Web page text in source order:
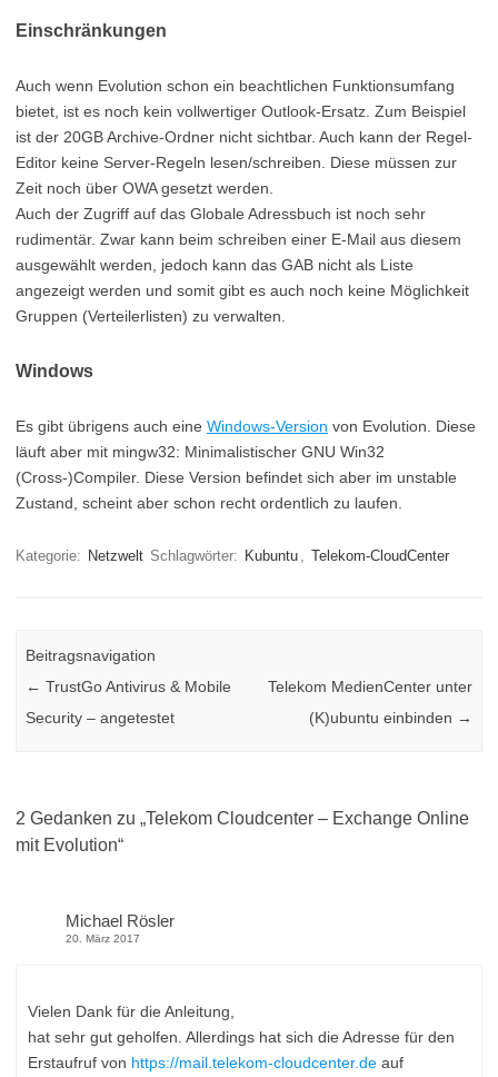
Einschränkungen
Auch wenn Evolution schon ein beachtlichen Funktionsumfang
bietet, ist es noch kein vollwertiger Outlook-Ersatz. Zum Beispiel
ist der 20GB Archive-Ordner nicht sichtbar. Auch kann der Regel-
Editor keine Server-Regeln lesen/schreiben. Diese müssen zur
Zeit noch über OWA gesetzt werden.
Auch der Zugriff auf das Globale Adressbuch ist noch sehr
rudimentär. Zwar kann beim schreiben einer E-Mail aus diesem
ausgewählt werden, jedoch kann das GAB nicht als Liste
angezeigt werden und somit gibt es auch noch keine Möglichkeit
Gruppen (Verteilerlisten) zu verwalten.
Windows
Es gibt übrigens auch eine Windows-Version von Evolution. Diese
läuft aber mit mingw32: Minimalistischer GNU Win32
(Cross-)Compiler. Diese Version befindet sich aber im unstable
Zustand, scheint aber schon recht ordentlich zu laufen.
Kategorie: Netzwelt Schlagwörter: Kubuntu , Telekom-CloudCenter
Beitragsnavigation
← TrustGo Antivirus & Mobile
Security – angetestet
Telekom MedienCenter unter
(K)ubuntu einbinden →
2 Gedanken zu „Telekom Cloudcenter – Exchange Online
mit Evolution“
Michael Rösler
20. März 2017
Vielen Dank für die Anleitung,
hat sehr gut geholfen. Allerdings hat sich die Adresse für den
Erstaufruf von https://mail.telekom-cloudcenter.de auf